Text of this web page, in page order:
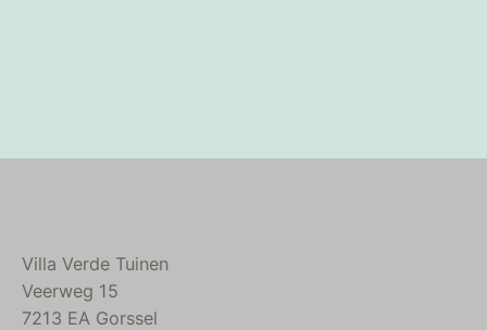
Villa Verde Tuinen
Veerweg 15
7213 EA Gorssel